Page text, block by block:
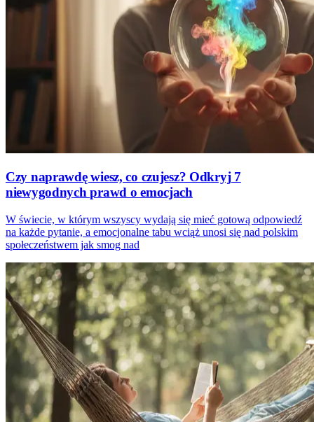
Czy naprawdę wiesz, co czujesz? Odkryj 7
niewygodnych prawd o emocjach
W świecie, w którym wszyscy wydają się mieć gotową odpowiedź
na każde pytanie, a emocjonalne tabu wciąż unosi się nad polskim
społeczeństwem jak smog nad